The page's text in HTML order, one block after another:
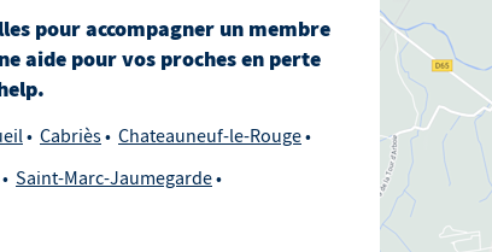
pour accompagner un membre
aide pour vos proches en perte
Cabriès
Chateauneuf-le-Rouge
Saint-Marc-Jaumegarde